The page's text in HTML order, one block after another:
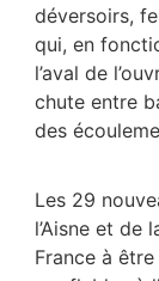
déversoirs,
qui, en
l’aval de
chute entre
des
Les 29
l’Aisne et de
France à